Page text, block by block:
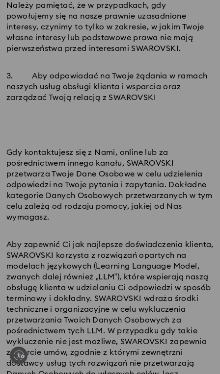
Należy pamiętać, że w przypadkach, gdy
powołujemy się na nasze prawnie uzasadnione
interesy, czynimy to tylko w zakresie, w jakim Twoje
własne interesy lub podstawowe prawa nie mają
pierwszeństwa przed interesami SWAROVSKI.
3.
Aby odpowiadać na Twoje żądania w ramach
naszych usług obsługi klienta i wsparcia oraz
zarządzać Twoją relacją z SWAROVSKI
Gdy kontaktujesz się z Nami, online lub za
pośrednictwem innego kanału, SWAROVSKI
przetwarza Twoje Dane Osobowe w celu udzielenia
odpowiedzi na Twoje pytania i zapytania. Dokładne
kategorie Danych Osobowych przetwarzanych w tym
celu zależą od rodzaju pomocy, jakiej od Nas
wymagasz.
Aby zapewnić Ci jak najlepsze doświadczenia klienta,
SWAROVSKI korzysta z rozwiązań opartych na
modelach językowych (Learning Language Model,
zwanych dalej również „LLM”), które wspierają naszą
obsługę klienta w udzielaniu Ci odpowiedzi w sposób
terminowy i dokładny. SWAROVSKI wdraża środki
techniczne i organizacyjne w celu wykluczenia
przetwarzania Twoich Danych Osobowych za
pośrednictwem tych LLM. W przypadku gdy takie
wykluczenie nie jest możliwe, SWAROVSKI zapewnia
zawarcie umów, zgodnie z którymi zewnętrzni
dostawcy usług tych rozwiązań nie przetwarzają